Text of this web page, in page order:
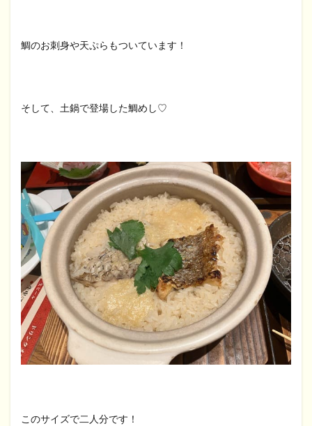
鯛のお刺身や天ぷらもついています！
そして、土鍋で登場した鯛めし♡
このサイズで二人分です！